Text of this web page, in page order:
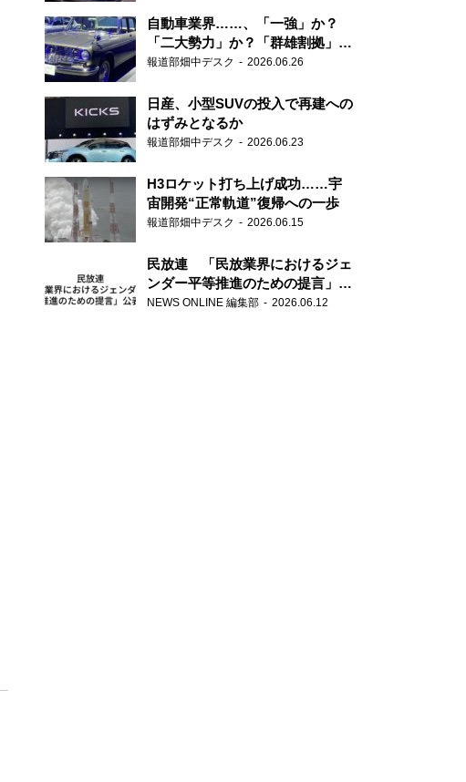
自動車業界……、「一強」か？
「二大勢力」か？「群雄割拠」
か？
報道部畑中デスク 2026.06.26
日産、小型SUVの投入で再建への
はずみとなるか
報道部畑中デスク 2026.06.23
H3ロケット打ち上げ成功……宇
宙開発“正常軌道”復帰への一歩
報道部畑中デスク 2026.06.15
民放連 「民放業界におけるジェ
ンダー平等推進のための提言」を
公表
NEWS ONLINE 編集部 2026.06.12